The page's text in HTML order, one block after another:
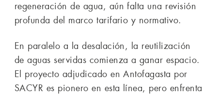
regeneración de agua, aún falta una revisión
profunda del marco tarifario y normativo.
En paralelo a la desalación, la reutilización
de aguas servidas comienza a ganar espacio.
El proyecto adjudicado en Antofagasta por
SACYR es pionero en esta línea, pero enfrenta